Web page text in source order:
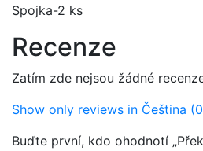
Spojka-2 ks
Recenze
Zatím zde nejsou žádné
Show only reviews in Čeština
Buďte první, kdo ohodnotí